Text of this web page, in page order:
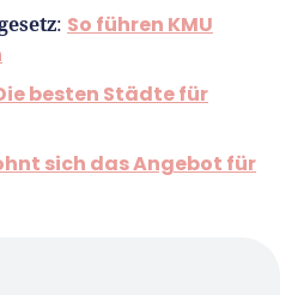
: So führen KMU
besten Städte für
sich das Angebot für